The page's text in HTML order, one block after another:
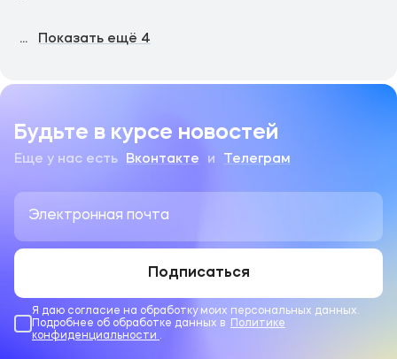
... Показать ещё 4
Будьте в курсе новостей
Еще у нас есть Вконтакте и Телеграм
Подписаться
Я даю согласие на обработку моих персональных данных.
Подробнее об обработке данных в
Политике
конфиденциальности .